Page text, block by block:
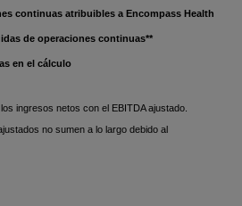
continuas atribuibles a Encompass Health
de operaciones continuas**
en el cálculo
ingresos netos con el EBITDA ajustado.
no sumen a lo largo debido al